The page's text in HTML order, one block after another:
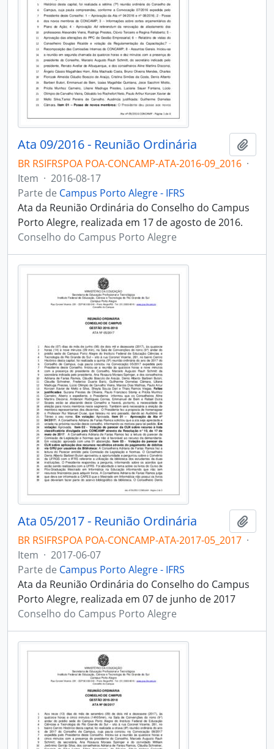
Ata 09/2016 - Reunião Ordinária
BR RSIFRSPOA POA-CONCAMP-ATA-2016-09_2016 ·
Item · 2016-08-17
Parte de Campus Porto Alegre - IFRS
Ata da Reunião Ordinária do Conselho do Campus
Porto Alegre, realizada em 17 de agosto de 2016.
Conselho do Campus Porto Alegre
Ata 05/2017 - Reunião Ordinária
BR RSIFRSPOA POA-CONCAMP-ATA-2017-05_2017 ·
Item · 2017-06-07
Parte de Campus Porto Alegre - IFRS
Ata da Reunião Ordinária do Conselho do Campus
Porto Alegre, realizada em 07 de junho de 2017
Conselho do Campus Porto Alegre